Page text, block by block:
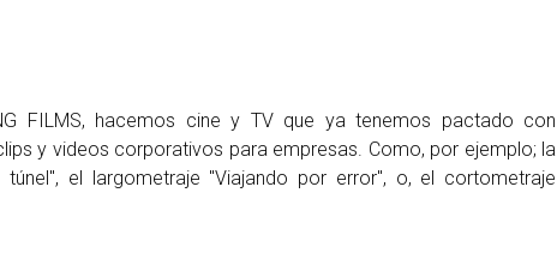
FILMS, hacemos cine y TV que ya tenemos pactado con
y videos corporativos para empresas. Como, por ejemplo; la
el largometraje "Viajando por error", o, el cortometraje